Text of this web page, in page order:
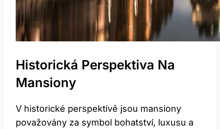
Historická Perspektiva Na
Mansiony
V historické perspektivě jsou mansiony
považovány za symbol bohatství, luxusu a